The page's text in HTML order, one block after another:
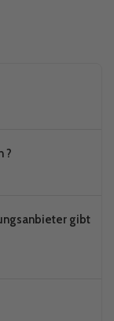
?
gibt